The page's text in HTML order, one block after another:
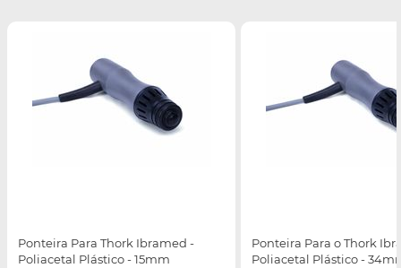
Ponteira Para Thork Ibramed -
Poliacetal Plástico - 15mm
Ponteira Para o Thork
Poliacetal Plástico -